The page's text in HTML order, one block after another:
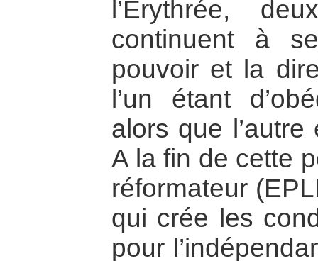
l’Erythrée,
continuent à
pouvoir et la
l’un étant
alors que
A la fin de cette
réformateur
qui crée les
pour